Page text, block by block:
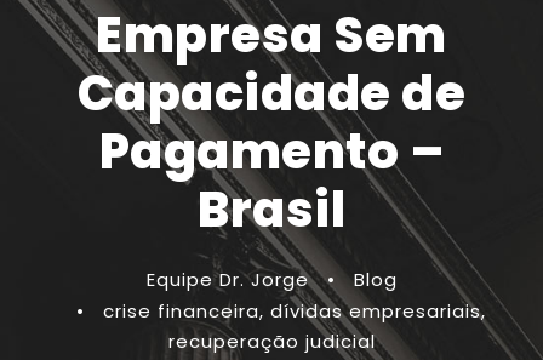
Empresa Sem
Capacidade de
Pagamento –
Brasil
Equipe Dr. Jorge •
Blog
•
crise financeira, dívidas empresariais,
recuperação judicial